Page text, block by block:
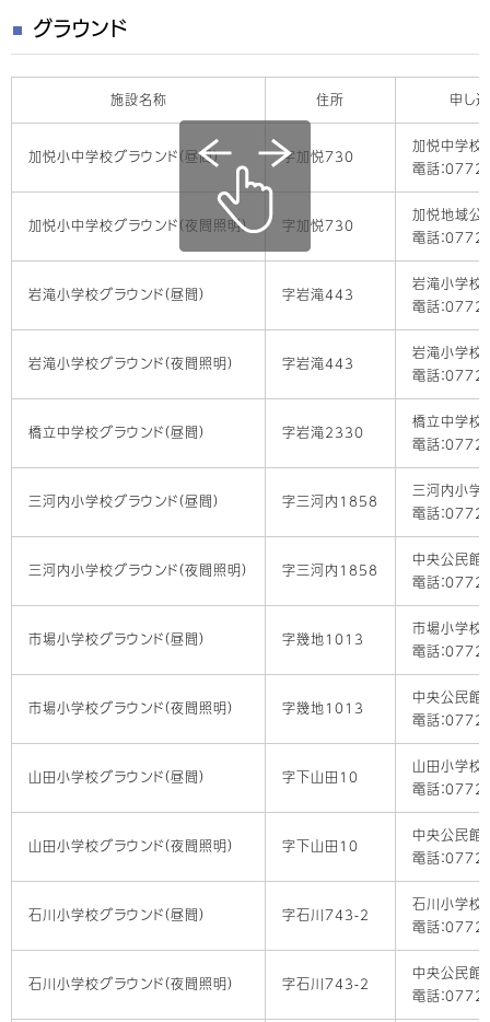
グラウンド
施設名称 住所 申し
加悦小中学校グラウンド（昼間） 字加悦730
加悦中学校
電話：
加悦小中学校グラウンド（夜間照明） 字加悦730
加悦地域公
電話：
岩滝小学校グラウンド（昼間） 字岩滝443
岩滝小学校
電話：
岩滝小学校グラウンド（夜間照明） 字岩滝443
岩滝小学校
電話：
橋立中学校グラウンド（昼間） 字岩滝2330
橋立中学校
電話：
三河内小学校グラウンド（昼間） 字三河内1858
三河内小学
電話：
三河内小学校グラウンド（夜間照明） 字三河内1858
中央公民館
電話：
市場小学校グラウンド（昼間） 字幾地1013
市場小学校
電話：
市場小学校グラウンド（夜間照明） 字幾地1013
中央公民館
電話：
山田小学校グラウンド（昼間） 字下山田10
山田小学校
電話：
山田小学校グラウンド（夜間照明） 字下山田10
中央公民館
電話：
石川小学校グラウンド（昼間） 字石川743-2
石川小学校
電話：
石川小学校グラウンド（夜間照明） 字石川743-2
中央公民館
電話：